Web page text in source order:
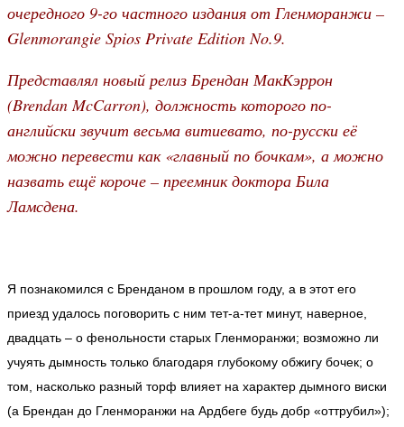
очередного 9-го частного издания от Гленморанжи –
Glenmorangie Spios Private Edition No.9.
Представлял новый релиз Брендан МакКэррон
(Brendan McCarron), должность которого по-
английски звучит весьма витиевато, по-русски её
можно перевести как «главный по бочкам», а можно
назвать ещё короче – преемник доктора Била
Ламсдена.
Я познакомился с Бренданом в прошлом году, а в этот его
приезд удалось поговорить с ним тет-а-тет минут, наверное,
двадцать – о фенольности старых Гленморанжи; возможно ли
учуять дымность только благодаря глубокому обжигу бочек; о
том, насколько разный торф влияет на характер дымного виски
(а Брендан до Гленморанжи на Ардбеге будь добр «оттрубил»);